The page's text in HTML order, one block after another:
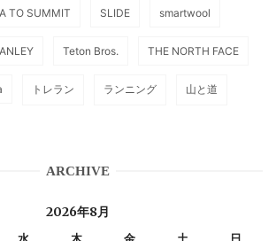
TO SUMMIT SLIDE smartwool
Teton Bros. THE NORTH FACE
トレラン ランニング 山と道
ARCHIVE
2026年8月